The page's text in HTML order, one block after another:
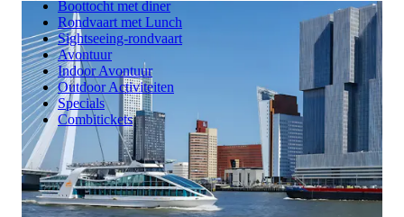
Boottocht met diner
Rondvaart met Lunch
Sightseeing-rondvaart
Avontuur
Indoor Avontuur
Outdoor Activiteiten
Specials
Combitickets